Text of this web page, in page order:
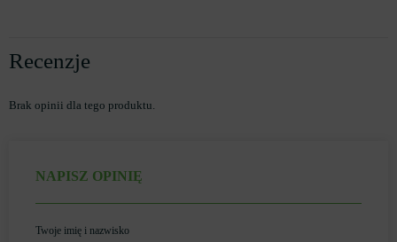
Recenzje
Brak opinii dla tego produktu.
NAPISZ OPINIĘ
Twoje imię i nazwisko